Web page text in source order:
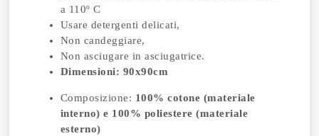
a 110º C
Usare detergenti delicati,
Non candeggiare,
Non asciugare in asciugatrice.
Dimensioni: 90x90cm
Composizione: 100% cotone (materiale
interno) e 100% poliestere (materiale
esterno)